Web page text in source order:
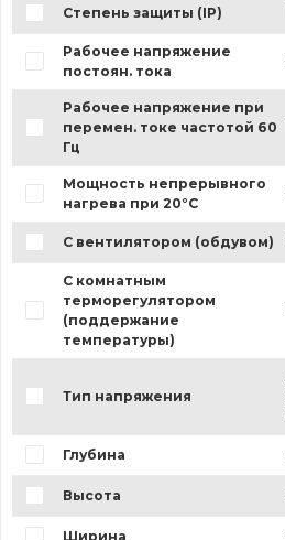
Степень защиты (IP)
Рабочее напряжение
постоян. тока
Рабочее напряжение при
перемен. токе частотой 60
Гц
Мощность непрерывного
нагрева при 20°C
С вентилятором (обдувом)
С комнатным
терморегулятором
(поддержание
температуры)
Тип напряжения
Глубина
Высота
Ширина